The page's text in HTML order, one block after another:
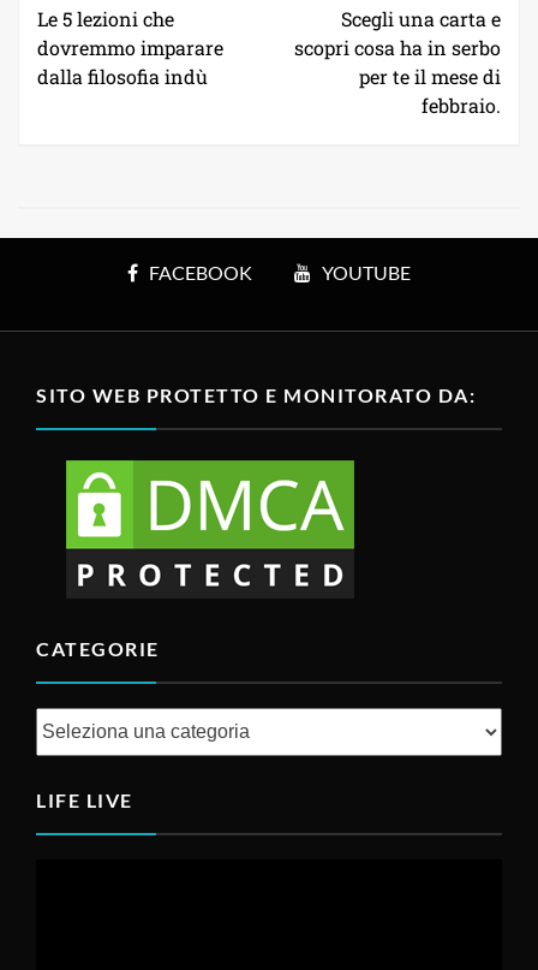
Le 5 lezioni che
dovremmo imparare
dalla filosofia indù
Scegli una carta e
scopri cosa ha in serbo
per te il mese di
febbraio.
FACEBOOK YOUTUBE
SITO WEB PROTETTO E MONITORATO DA:
CATEGORIE
Categorie
LIFE LIVE